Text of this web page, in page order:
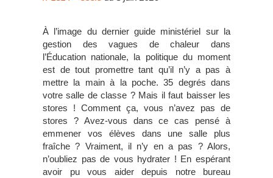
À l’image du dernier guide ministériel sur la
gestion des vagues de chaleur dans
l’Éducation nationale, la politique du moment
est de tout promettre tant qu’il n’y a pas à
mettre la main à la poche. 35 degrés dans
votre salle de classe ? Mais il faut baisser les
stores ! Comment ça, vous n’avez pas de
stores ? Avez-vous dans ce cas pensé à
emmener vos élèves dans une salle plus
fraîche ? Vraiment, il n’y en a pas ? Alors,
n’oubliez pas de vous hydrater ! En espérant
avoir pu vous aider depuis notre bureau